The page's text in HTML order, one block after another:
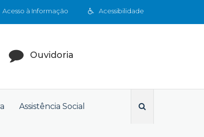
Acessibilidade
Acesso à Informação
Ouvidoria
Assistência Social